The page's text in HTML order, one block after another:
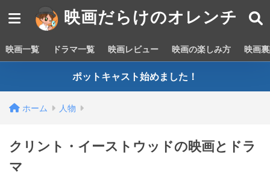
映画だらけのオレンチ
映画一覧 ドラマ一覧 映画レビュー 映画の楽しみ方 映画
ポットキャスト始めました！
ホーム 人物
クリント・イーストウッドの映画とドラ
マ